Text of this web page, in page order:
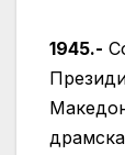
1945.-